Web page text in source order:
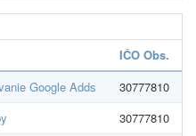
IČO Obs.
Google Adds 30777810
30777810